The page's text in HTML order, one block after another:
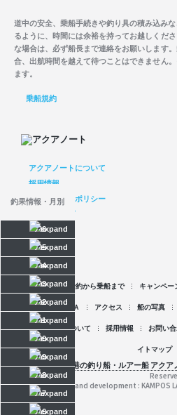
釣果情報・月別
2026
2025
2024
2023
2022
2021
2020
2019
2018
2017
2016
道中の安全、乗船手続きや釣り具の積み込み
るように、時間には余裕を持ってお越しくだ
な場合は、必ず船長まで連絡をお願いします
合、出航時間を越えて待つことはできません
ます。
乗船規約
アクアノートについて
採用情報
プライバシーポリシー
空席情報 予約から乗船まで キャンペー
Ｑ＆Ａ アクセス 船の写真
アクアノートについて 採用情報 お問い
イトマップ
京都府舞鶴港の釣り船・ルアー船 アクア
Web planning and development : KAMPOS